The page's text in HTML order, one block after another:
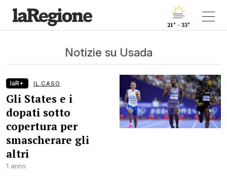
21° - 33°
Notizie su Usada
laR+ IL CASO
Gli States e i
dopati sotto
copertura per
smascherare gli
altri
1 anno